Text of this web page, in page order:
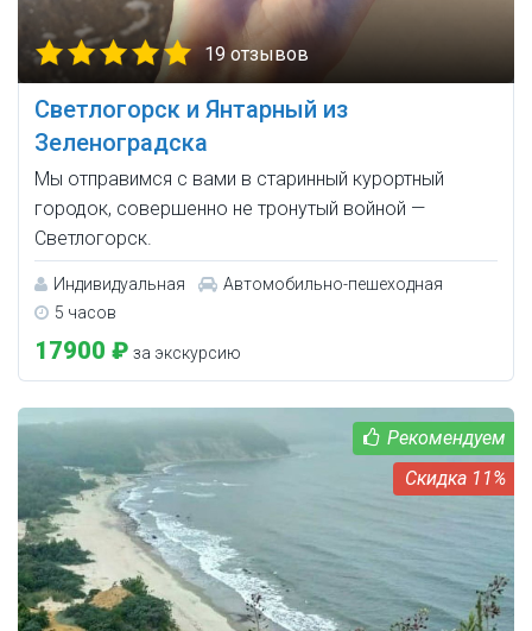
19 отзывов
Светлогорск и Янтарный из
Зеленоградска
Мы отправимся с вами в старинный курортный
городок, совершенно не тронутый войной —
Светлогорск.
Индивидуальная
Автомобильно-пешеходная
5 часов
17900 ₽ за экскурсию
11%